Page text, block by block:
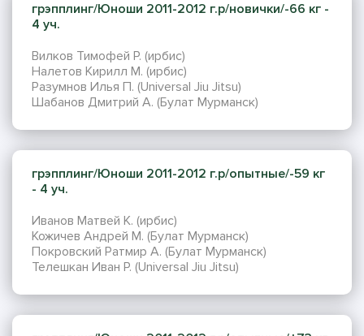
грэпплинг/Юноши 2011-2012 г.р/новички/-66 кг -
4 уч.
Вилков Тимофей Р. (ирбис)
Налетов Кирилл М. (ирбис)
Разумнов Илья П. (Universal Jiu Jitsu)
Шабанов Дмитрий А. (Булат Мурманск)
грэпплинг/Юноши 2011-2012 г.р/опытные/-59 кг
- 4 уч.
Иванов Матвей К. (ирбис)
Кожичев Андрей М. (Булат Мурманск)
Покровский Ратмир А. (Булат Мурманск)
Телешкан Иван Р. (Universal Jiu Jitsu)